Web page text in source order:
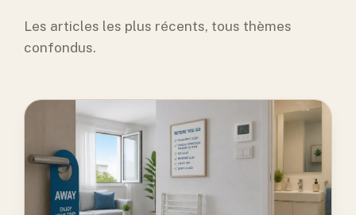
Les articles les plus récents, tous thèmes
confondus.